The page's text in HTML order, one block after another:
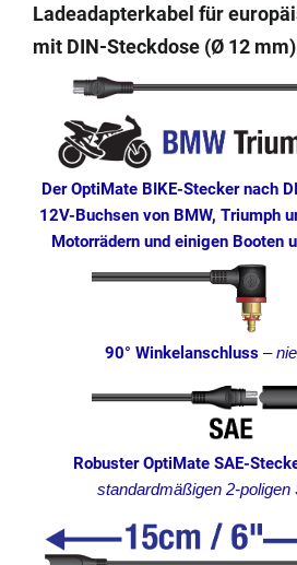
Ladeadapterkabel für
mit DIN-Steckdose (Ø 12
Der OptiMate BIKE-Stecker nach
12V-Buchsen von BMW, Triumph
Motorrädern und einigen Booten
90° Winkelanschluss –
Robuster OptiMate SAE-
standardmäßigen 2-poligen